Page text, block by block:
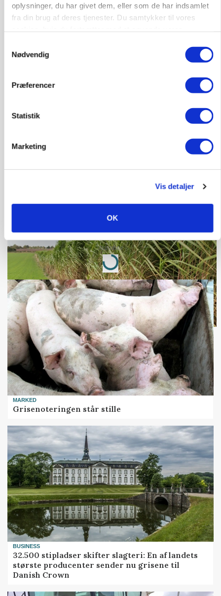
oplysninger, du har givet dem, eller som de har indsamlet
fra din brug af deres tjenester. Du samtykker til vores
Nødvendig
Præferencer
Statistik
Marketing
Vis detaljer
OK
katastrofe
Annonce
Annonce
Loading...
MARKED
Grisenoteringen står stille
BUSINESS
32.500 stipladser skifter slagteri: En af landets
største producenter sender nu grisene til
Danish Crown